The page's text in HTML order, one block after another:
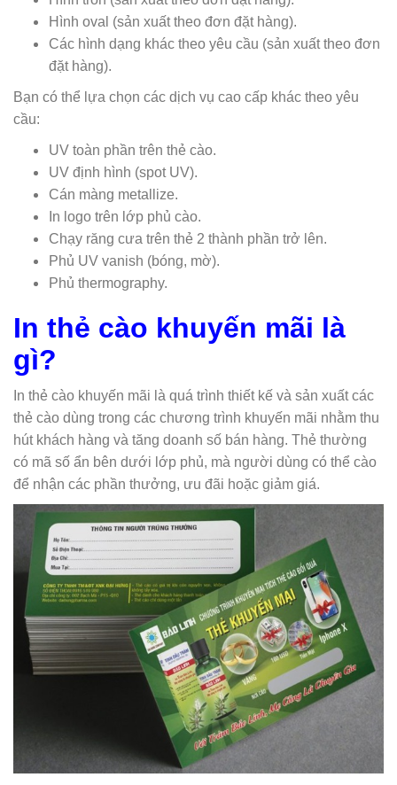
Hình oval (sản xuất theo đơn đặt hàng).
Các hình dạng khác theo yêu cầu (sản xuất theo đơn
đặt hàng).
Bạn có thể lựa chọn các dịch vụ cao cấp khác theo yêu
cầu:
UV toàn phần trên thẻ cào.
UV định hình (spot UV).
Cán màng metallize.
In logo trên lớp phủ cào.
Chạy răng cưa trên thẻ 2 thành phần trở lên.
Phủ UV vanish (bóng, mờ).
Phủ thermography.
In thẻ cào khuyến mãi là
gì?
In thẻ cào khuyến mãi là quá trình thiết kế và sản xuất các
thẻ cào dùng trong các chương trình khuyến mãi nhằm thu
hút khách hàng và tăng doanh số bán hàng. Thẻ thường
có mã số ẩn bên dưới lớp phủ, mà người dùng có thể cào
để nhận các phần thưởng, ưu đãi hoặc giảm giá.